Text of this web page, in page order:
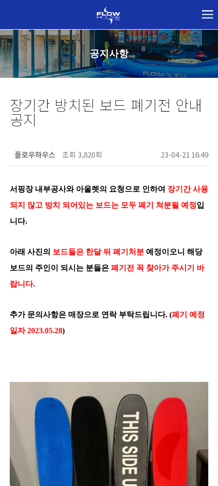
공지사항
장기간 방치된 보드 폐기전 안내
공지
플로우하우스 조회 3,820회 23-04-21 16:49
서핑장 내부공사와 아울렛의 요청으로 인하여 장기간 사용
되지 않고 방치 되어있는 보드는 모두 폐기 쳐분될 예정입
니다.
아래 사진의 보드들은 한달 뒤 폐 기처분 예정이오니 해당
보드의 주인이 되시는 분들은 폐기전 꼭 찾아가 주시기 바
랍니다.
추가 문의사항은 매장으로 연락 부탁드립니다. (폐기 예정
일자 2023.05.28)